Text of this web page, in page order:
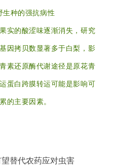
生种的强抗病性
的酸涩味逐渐消失，研究
因拷贝数显著多于白梨，影
素还原酶代谢途径是原花青
蛋白跨膜转运可能是影响可
的主要因素。
替代农药应对虫害